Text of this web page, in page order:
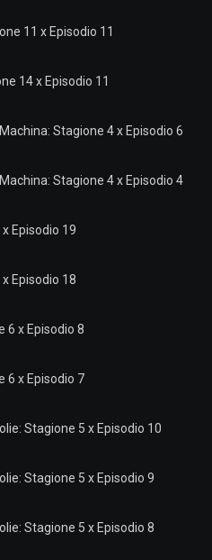
11 x Episodio 11
14 x Episodio 11
Stagione 4 x Episodio 6
Stagione 4 x Episodio 4
Episodio 19
Episodio 18
6 x Episodio 8
6 x Episodio 7
Stagione 5 x Episodio 10
Stagione 5 x Episodio 9
Stagione 5 x Episodio 8